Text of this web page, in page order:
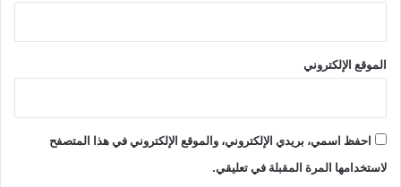
الموقع الإلكتروني
احفظ اسمي، بريدي الإلكتروني، والموقع الإلكتروني في هذا المتصفح
لاستخدامها المرة المقبلة في تعليقي.